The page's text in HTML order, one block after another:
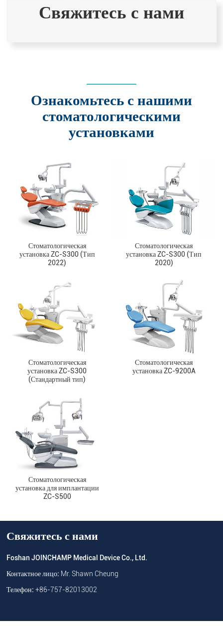
Свяжитесь с нами
Ознакомьтесь с нашими
стоматологическими
установками
Стоматологическая
установка ZC-S300 (Тип
2022)
Стоматологическая
установка ZC-S300 (Тип
2020)
Стоматологическая
установка ZC-S300
(Стандартный тип)
Стоматологическая
установка ZC-9200A
Стоматологическая
установка для имплантации
ZC-S500
Свяжитесь с нами
Foshan JOINCHAMP Medical Device Co., Ltd.
Контактное лицо: Mr. Shawn Cheung
Телефон:+86-757-82013002